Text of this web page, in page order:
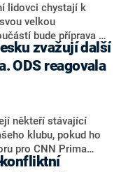
lidovci chystají k
velkou
bude příprava na
na setkání s novináři
Ten zároveň v
Popsal i
nebo političtí
v defenzivě. „Je to
vlády. Ministři s
ale ukazovat
na dotaz CNN Prima
ODS reagovala
někteří stávající
klubu, pokud ho
pro CNN Prima
jihočeský hejtman